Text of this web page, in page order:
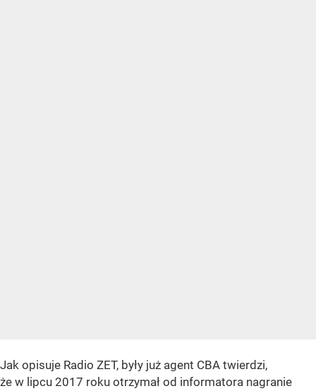
Jak opisuje Radio ZET, były już agent CBA twierdzi,
że w lipcu 2017 roku otrzymał od informatora nagranie